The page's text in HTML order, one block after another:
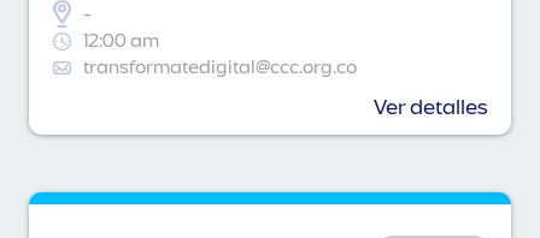
-
12:00 am
transformatedigital@ccc.org.co
Ver detalles